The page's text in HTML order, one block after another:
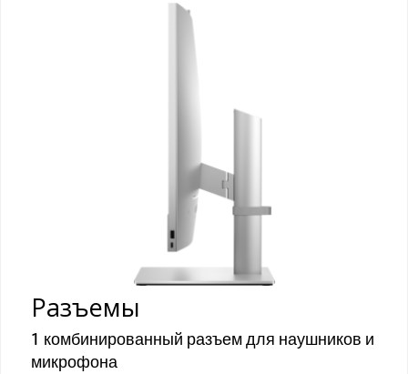
Разъемы
1 комбинированный разъем для наушников и
микрофона